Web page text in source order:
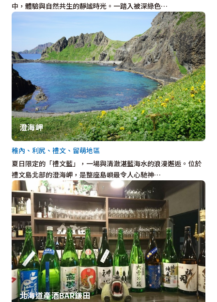
中，體驗與自然共生的靜謐時光。一踏入被深綠色…
澄海岬
夏日限定的「禮文藍」，一場與清澈湛藍海水的浪漫邂逅。位於
禮文島北部的澄海岬，是整座島嶼最令人心馳神…
稚內、利尻、禮文、留萌地區
北海道產酒BAR鎌田